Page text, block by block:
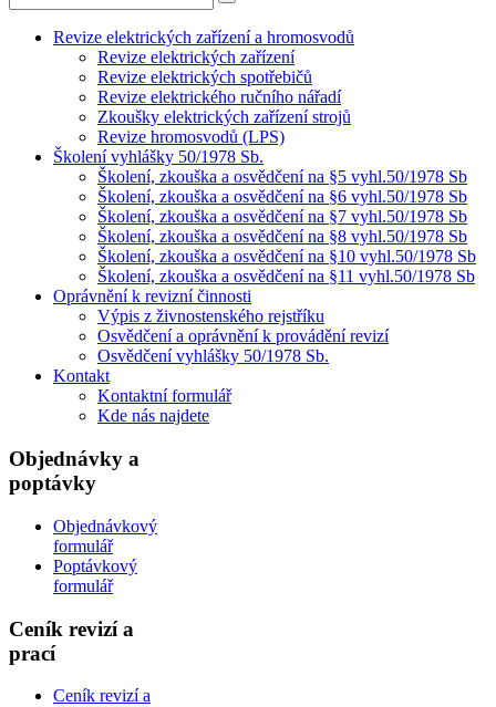
Revize elektrických zařízení a hromosvodů
Revize elektrických zařízení
Revize elektrických spotřebičů
Revize elektrického ručního nářadí
Zkoušky elektrických zařízení strojů
Revize hromosvodů (LPS)
Školení vyhlášky 50/1978 Sb.
Školení, zkouška a osvědčení na §5 vyhl.50/1978 Sb
Školení, zkouška a osvědčení na §6 vyhl.50/1978 Sb
Školení, zkouška a osvědčení na §7 vyhl.50/1978 Sb
Školení, zkouška a osvědčení na §8 vyhl.50/1978 Sb
Školení, zkouška a osvědčení na §10 vyhl.50/1978 Sb
Školení, zkouška a osvědčení na §11 vyhl.50/1978 Sb
Oprávnění k revizní činnosti
Výpis z živnostenského rejstříku
Osvědčení a oprávnění k provádění revizí
Osvědčení vyhlášky 50/1978 Sb.
Kontakt
Kontaktní formulář
Kde nás najdete
Objednávky a
poptávky
Objednávkový
formulář
Poptávkový
formulář
Ceník revizí a
prací
Ceník revizí a